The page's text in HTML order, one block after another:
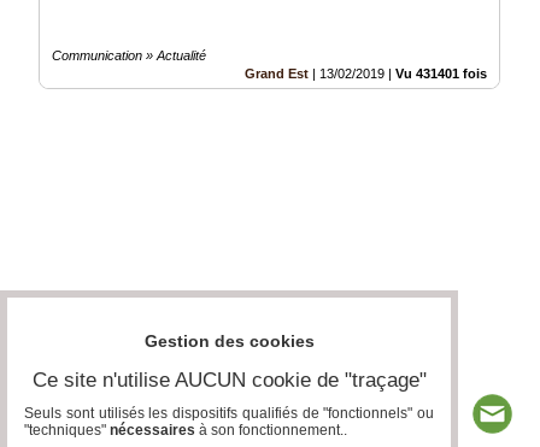
Communication » Actualité
Grand Est | 13/02/2019 | Vu 431401 fois
Gestion des cookies
Ce site n'utilise AUCUN cookie de "traçage"
Seuls sont utilisés les dispositifs qualifiés de "fonctionnels" ou
"techniques" nécessaires à son fonctionnement..